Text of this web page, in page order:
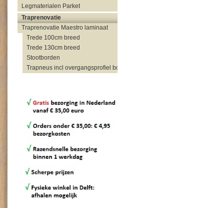
Legmaterialen Parket
Traprenovatie
Traprenovatie Maestro laminaat
Trede 100cm breed
Trede 130cm breed
Stootborden
Trapneus incl overgangsprofiel bovenzijde trap